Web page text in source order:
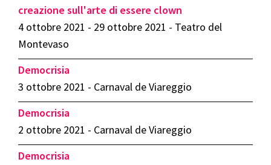
creazione sull'arte di essere clown
4 ottobre 2021 - 29 ottobre 2021 - Teatro del
Montevaso
Democrisia
3 ottobre 2021 - Carnaval de Viareggio
Democrisia
2 ottobre 2021 - Carnaval de Viareggio
Democrisia